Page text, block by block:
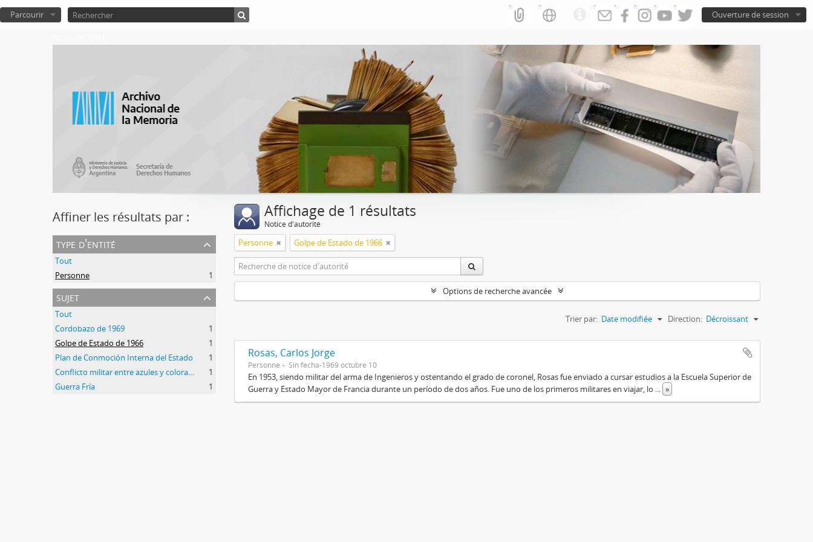
Ouverture de session
Parcourir
Affiner les résultats par :
type d'entité
Tout
Personne
1
sujet
Tout
Cordobazo de 1969
1
Golpe de Estado de 1966
1
Plan de Conmoción Interna del Estado
1
1
Guerra Fría
1
Affichage de 1 résultats
Notice d'autorité
Personne Golpe de Estado de 1966
Options de recherche avancée
Trier par: Date modifiée Direction: Décroissant
Rosas, Carlos Jorge
Personne Sin fecha-1969 octubre 10
En 1953, siendo militar del arma de Ingenieros y ostentando el grado de coronel, Rosas fue enviado a cursar estudios a la Escuela Superior de
Guerra y Estado Mayor de Francia durante un período de dos años. Fue uno de los primeros militares en viajar, lo
»